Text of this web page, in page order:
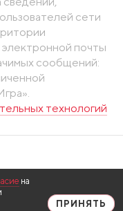
сети
почты
сообщений:
технологий
на
ПРИНЯТЬ